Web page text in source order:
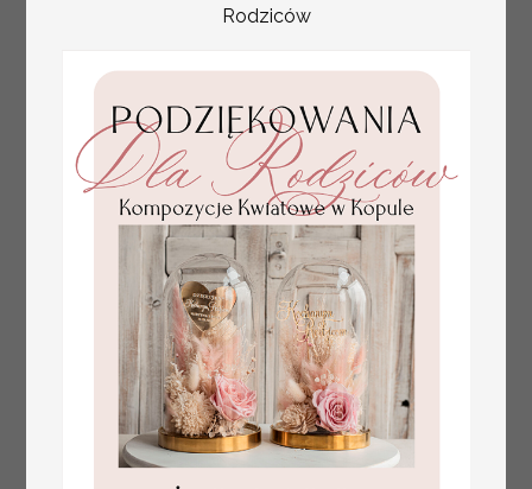
plan stołów
usadzenie gości na
weselu, tablica
informacyjna dla
gości weselnych,
plan stołów na
Promocja:
100 PLN/125.00 PLN
Rodziców